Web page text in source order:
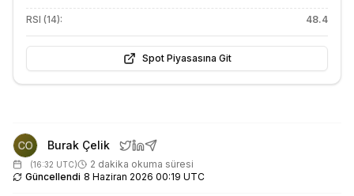
RSI (14): 48.4
Spot Piyasasına Git
Burak Çelik
(16:32 UTC)
2 dakika okuma süresi
Güncellendi 8 Haziran 2026 00:19 UTC